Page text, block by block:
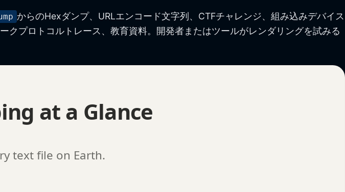
からのHexダンプ、URLエンコード文字列、CTFチャレンジ、組み込みデバイス
プロトコルトレース、教育資料。開発者またはツールがレンダリングを試みる